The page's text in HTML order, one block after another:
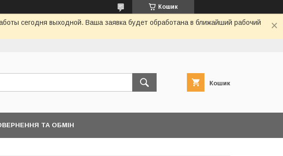
Кошик
сегодня выходной. Ваша заявка будет обработана в ближайший рабочий
Кошик
ТА ОБМІН